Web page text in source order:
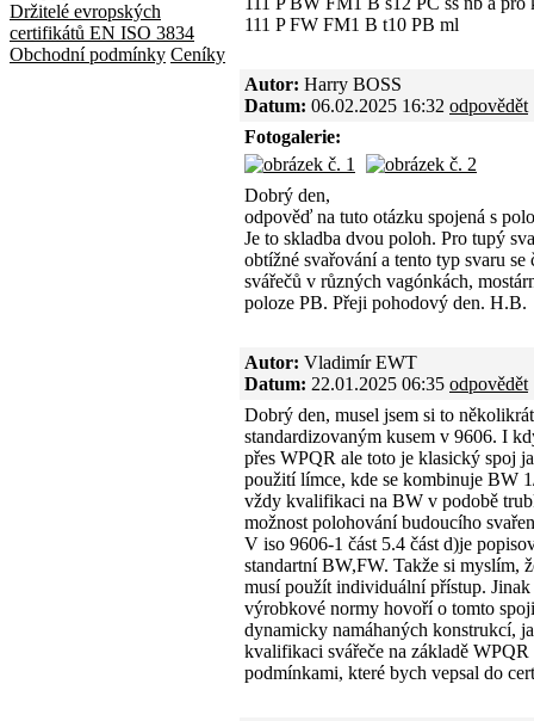
Držitelé evropských
certifikátů EN ISO 3834
Obchodní podmínky Ceníky
111 P FW FM1 B t10 PB ml
Autor: Harry BOSS
Datum: 06.02.2025 16:32 odpovědět
Fotogalerie:
Dobrý den,
odpověď na tuto otázku spojená s
Je to skladba dvou poloh. Pro tupý
obtížné svařování a tento typ svaru
svářečů v různých vagónkách,
poloze PB. Přeji pohodový den. H.B.
Autor: Vladimír EWT
Datum: 22.01.2025 06:35 odpovědět
Dobrý den, musel jsem si to
standardizovaným kusem v 9606. I
přes WPQR ale toto je klasický spoj
použití límce, kde se kombinuje BW
vždy kvalifikaci na BW v podobě
možnost polohování budoucího
V iso 9606-1 část 5.4 část d)je
standartní BW,FW. Takže si myslím,
musí použít individuální přístup.
výrobkové normy hovoří o tomto
dynamicky namáhaných konstrukcí,
kvalifikaci svářeče na základě
podmínkami, které bych vepsal do